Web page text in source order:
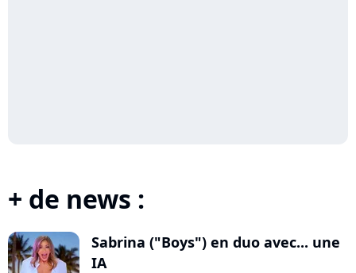
+ de news :
Sabrina ("Boys") en duo avec... une
IA